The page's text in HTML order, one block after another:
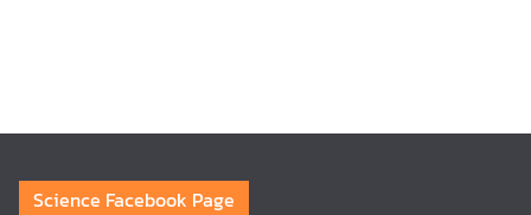
Science Facebook Page